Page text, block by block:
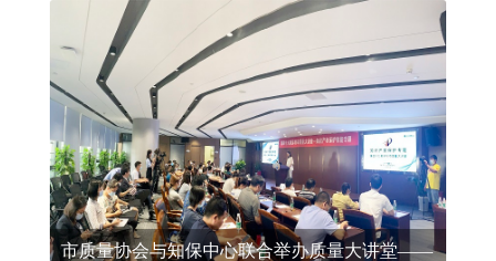
市质量协会与知保中心联合举办质量大讲堂——